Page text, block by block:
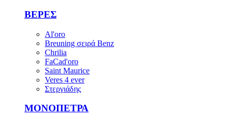
ΒΕΡΕΣ
Al'oro
Breuning σειρά Benz
Chrilia
FaCad'oro
Saint Maurice
Veres 4 ever
Στεργιάδης
ΜΟΝΟΠΕΤΡΑ